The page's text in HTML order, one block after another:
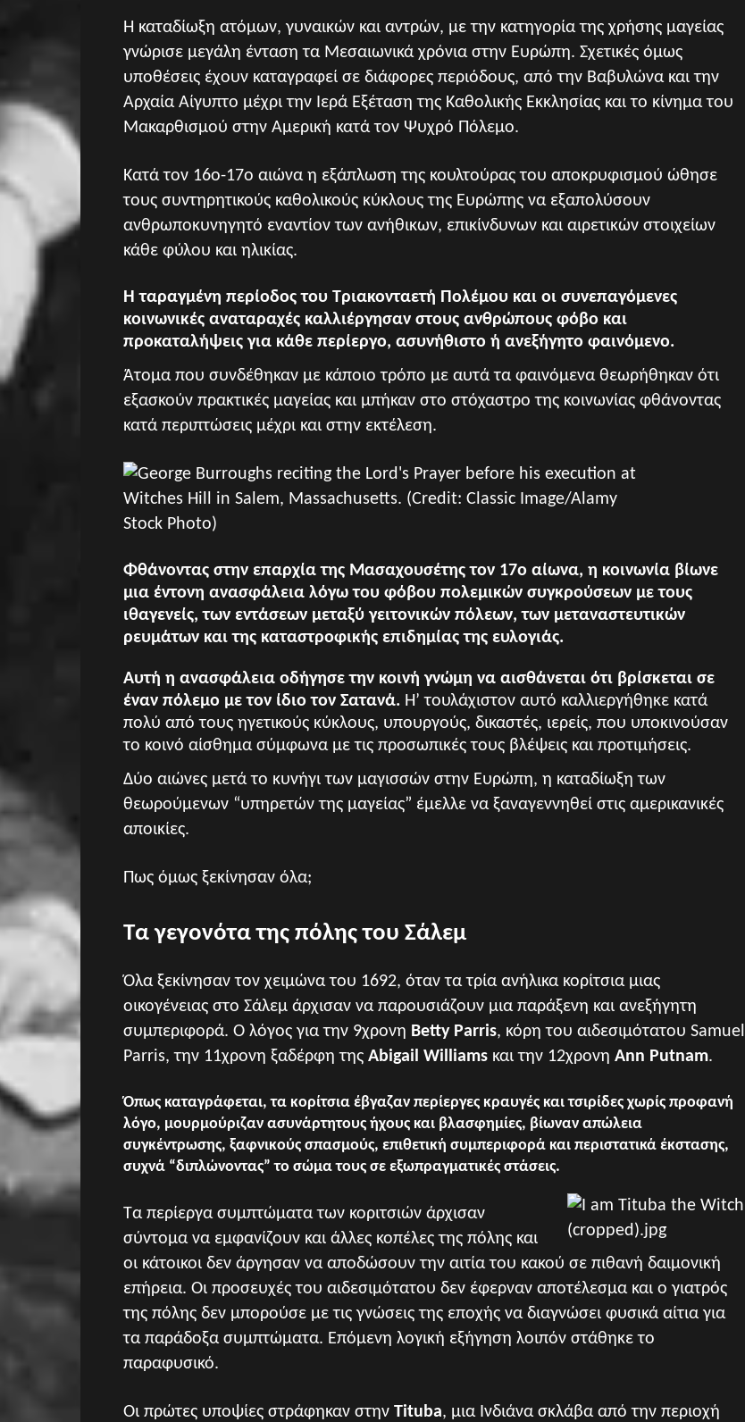
Η καταδίωξη ατόμων, γυναικών και αντρών, με την κατηγορία της χρήσης μαγείας
γνώρισε μεγάλη ένταση τα Μεσαιωνικά χρόνια στην Ευρώπη. Σχετικές όμως
υποθέσεις έχουν καταγραφεί σε διάφορες περιόδους, από την Βαβυλώνα και την
Αρχαία Αίγυπτο μέχρι την Ιερά Εξέταση της Καθολικής Εκκλησίας και το κίνημα του
Μακαρθισμού στην Αμερική κατά τον Ψυχρό Πόλεμο.
Κατά τον 16ο-17ο αιώνα η εξάπλωση της κουλτούρας του αποκρυφισμού ώθησε
τους συντηρητικούς καθολικούς κύκλους της Ευρώπης να εξαπολύσουν
ανθρωποκυνηγητό εναντίον των ανήθικων, επικίνδυνων και αιρετικών στοιχείων
κάθε φύλου και ηλικίας.
Η ταραγμένη περίοδος του Τριακονταετή Πολέμου και οι συνεπαγόμενες
κοινωνικές αναταραχές καλλιέργησαν στους ανθρώπους φόβο και
προκαταλήψεις για κάθε περίεργο, ασυνήθιστο ή ανεξήγητο φαινόμενο.
Άτομα που συνδέθηκαν με κάποιο τρόπο με αυτά τα φαινόμενα θεωρήθηκαν ότι
εξασκούν πρακτικές μαγείας και μπήκαν στο στόχαστρο της κοινωνίας φθάνοντας
κατά περιπτώσεις μέχρι και στην εκτέλεση.
Φθάνοντας στην επαρχία της Μασαχουσέτης τον 17ο αίωνα, η κοινωνία βίωνε
μια έντονη ανασφάλεια λόγω του φόβου πολεμικών συγκρούσεων με τους
ιθαγενείς, των εντάσεων μεταξύ γειτονικών πόλεων, των μεταναστευτικών
ρευμάτων και της καταστροφικής επιδημίας της ευλογιάς.
Αυτή η ανασφάλεια οδήγησε την κοινή γνώμη να αισθάνεται ότι βρίσκεται σε
έναν πόλεμο με τον ίδιο τον Σατανά. Η’ τουλάχιστον αυτό καλλιεργήθηκε κατά
πολύ από τους ηγετικούς κύκλους, υπουργούς, δικαστές, ιερείς, που υποκινούσαν
το κοινό αίσθημα σύμφωνα με τις προσωπικές τους βλέψεις και προτιμήσεις.
Δύο αιώνες μετά το κυνήγι των μαγισσών στην Ευρώπη, η καταδίωξη των
θεωρούμενων “υπηρετών της μαγείας” έμελλε να ξαναγεννηθεί στις αμερικανικές
αποικίες.
Πως όμως ξεκίνησαν όλα;
Τα γεγονότα της πόλης του Σάλεμ
Όλα ξεκίνησαν τον χειμώνα του 1692, όταν τα τρία ανήλικα κορίτσια μιας
οικογένειας στο Σάλεμ άρχισαν να παρουσιάζουν μια παράξενη και ανεξήγητη
συμπεριφορά. Ο λόγος για την 9χρονη Betty Parris, κόρη του αιδεσιμότατου Samuel
Parris, την 11χρονη ξαδέρφη της Abigail Williams και την 12χρονη Ann Putnam.
Όπως καταγράφεται, τα κορίτσια έβγαζαν περίεργες κραυγές και τσιρίδες χωρίς προφανή
λόγο, μουρμούριζαν ασυνάρτητους ήχους και βλασφημίες, βίωναν απώλεια
συγκέντρωσης, ξαφνικούς σπασμούς, επιθετική συμπεριφορά και περιστατικά έκστασης,
συχνά “διπλώνοντας” το σώμα τους σε εξωπραγματικές στάσεις.
Τα περίεργα συμπτώματα των κοριτσιών άρχισαν
σύντομα να εμφανίζουν και άλλες κοπέλες της πόλης και
οι κάτοικοι δεν άργησαν να αποδώσουν την αιτία του κακού σε πιθανή δαιμονική
επήρεια. Οι προσευχές του αιδεσιμότατου δεν έφερναν αποτέλεσμα και ο γιατρός
της πόλης δεν μπορούσε με τις γνώσεις της εποχής να διαγνώσει φυσικά αίτια για
τα παράδοξα συμπτώματα. Επόμενη λογική εξήγηση λοιπόν στάθηκε το
παραφυσικό.
Οι πρώτες υποψίες στράφηκαν στην Tituba, μια Ινδιάνα σκλάβα από την περιοχή